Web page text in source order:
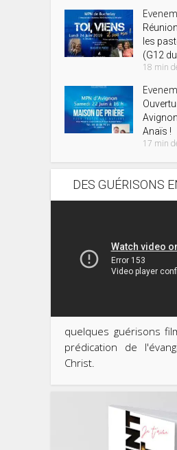
les
(G12
18 min
Anaïs !
17 min
DES GUÉRISONS
quelques guérisons
prédication de
Christ.